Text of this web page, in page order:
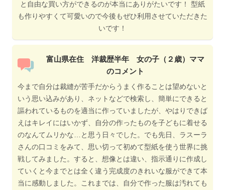
と自由な買い方ができるのが本当にありがたいです！ 型紙
も作りやすくて可愛いので今後もぜひ利用させていただきた
いです！
富山県在住 洋裁歴半年 女の子（２歳）ママ
のコメント
今まで自分は裁縫が苦手だからうまく作ることは望めないと
いう思い込みがあり、ネットなどで検索し、簡単にできると
謳われているものを適当に作っていましたが、やはりできば
えはキレイにはいかず、自分の作ったものを子どもに着せる
のなんてムリかな…と思う日々でした。でも先日、ラスーラ
さんの口コミをみて、思い切って初めて型紙を使う世界に挑
戦してみました。すると、想像とは違い、指示通りに作成し
ていくと今までとは全く違う完成度のきれいな服ができて本
当に感動しました。これまでは、自分で作った服は汚れても